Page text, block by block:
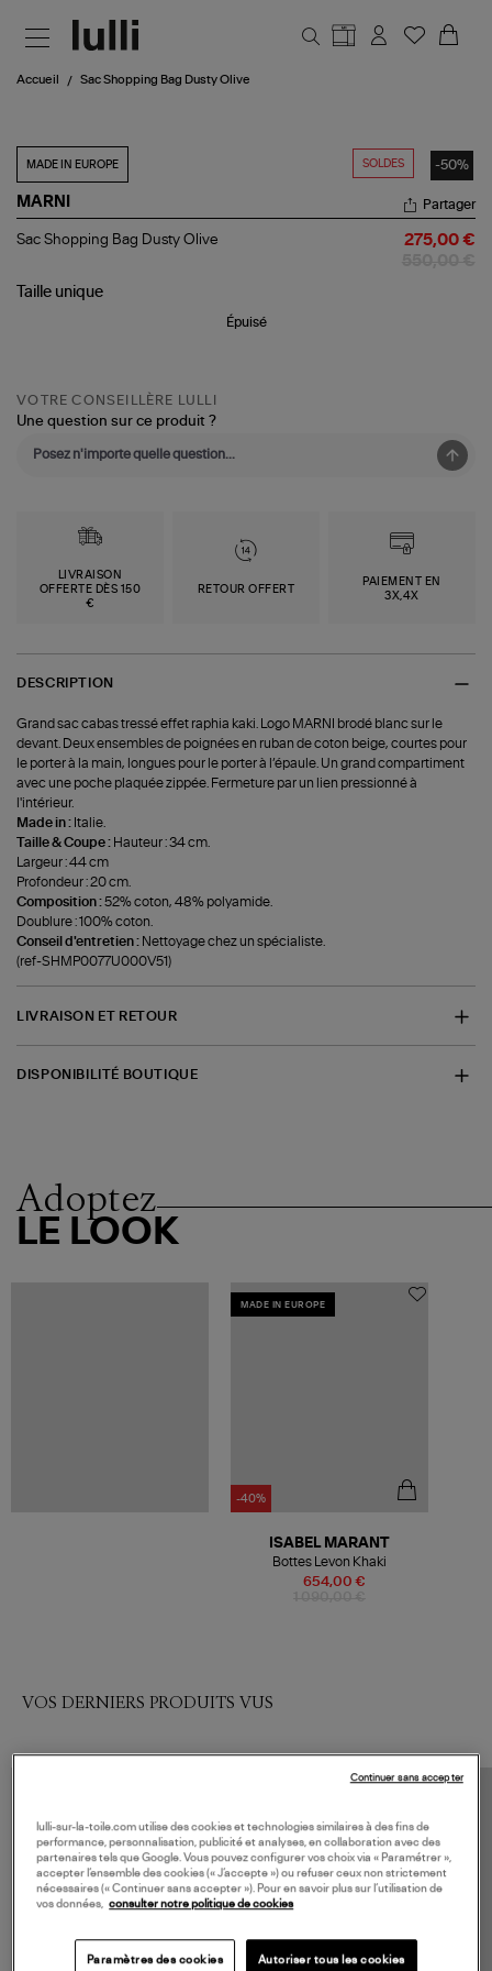
Accueil Sac Shopping Bag Dusty Olive
SOLDES -50%
MADE IN EUROPE
MARNI
Sac
Dusty
Partager
Sac Shopping Bag Dusty Olive 275,00 €
Taille unique
Épuisé
VOTRE CONSEILLÈRE LULLI
Une question sur ce produit ?
LIVRAISON
OFFERTE DÈS 150
€
RETOUR OFFERT
PAIEMENT EN
3X,4X
DESCRIPTION
Grand sac cabas tressé effet raphia kaki. Logo MARNI brodé blanc sur le
devant. Deux ensembles de poignées en ruban de coton beige, courtes pour
le porter à la main, longues pour le porter à l’épaule. Un grand compartiment
avec une poche plaquée zippée. Fermeture par un lien pressionné à
l'intérieur.
Made in : Italie.
Taille & Coupe : Hauteur : 34 cm.
Largeur : 44 cm
Profondeur : 20 cm.
Composition :52% coton, 48% polyamide.
Doublure : 100% coton.
Conseil d'entretien : Nettoyage chez un spécialiste.
(ref-SHMP0077U000V51)
LIVRAISON ET RETOUR
DISPONIBILITÉ BOUTIQUE
Adoptez
LE LOOK
MADE IN EUROPE
-40%
654,00 €
ISABEL MARANT
Bottes Levon Khaki
VOS DERNIERS PRODUITS VUS
lulli-sur-la-toile.com utilise des cookies et technologies similaires à des fins de
performance, personnalisation, publicité et analyses, en collaboration avec des
partenaires tels que Google. Vous pouvez configurer vos choix via « Paramétrer »,
accepter l’ensemble des cookies (« J’accepte ») ou refuser ceux non strictement
nécessaires (« Continuer sans accepter »). Pour en savoir plus sur l’utilisation de
vos données,
consulter notre politique de cookies
Paramètres des cookies Autoriser tous les cookies
Continuer sans accepter